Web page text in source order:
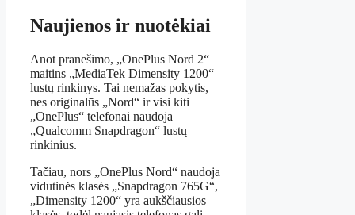
Naujienos ir nuotėkiai
Anot pranešimo, „OnePlus Nord 2“
maitins „MediaTek Dimensity 1200“
lustų rinkinys. Tai nemažas pokytis,
nes originalūs „Nord“ ir visi kiti
„OnePlus“ telefonai naudoja
„Qualcomm Snapdragon“ lustų
rinkinius.
Tačiau, nors „OnePlus Nord“ naudoja
vidutinės klasės „Snapdragon 765G“,
„Dimensity 1200“ yra aukščiausios